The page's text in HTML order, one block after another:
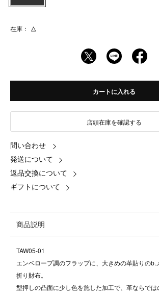
在庫： △
カートに入れる
店頭在庫を確認する
問い合わせ
発送について
返品交換について
ギフトについて
商品説明
TAW05-01
エンベロープ調のフラップに、大きめの革貼りのb.
折り財布。
型押しの凸面に少し色を施した加工で、革ならで